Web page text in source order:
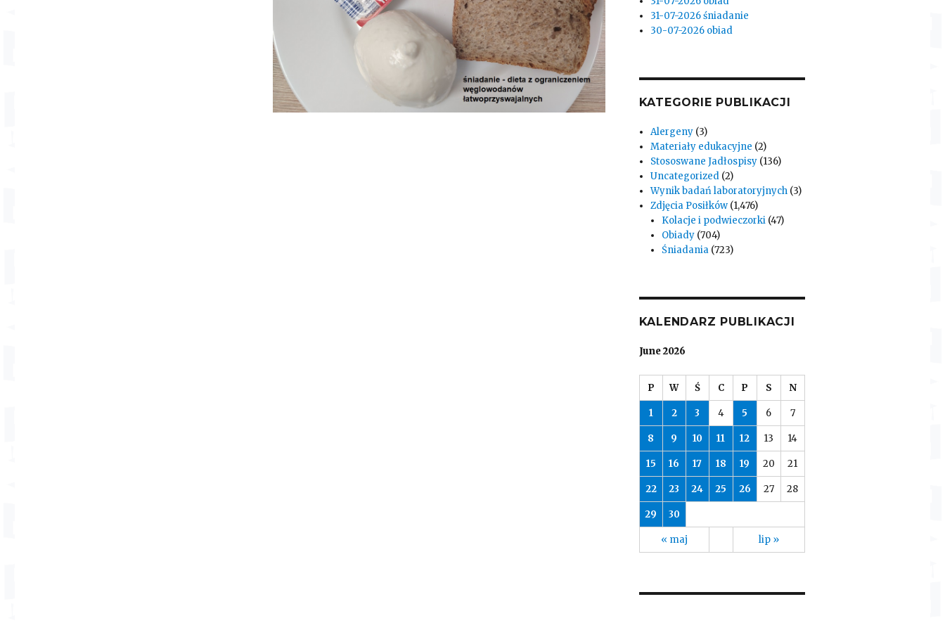
31-07-2026 śniadanie
30-07-2026 obiad
KATEGORIE PUBLIKACJI
Alergeny(3)
Materiały edukacyjne (2)
Stososwane Jadłospisy(136)
Uncategorized(2)
Wynik badań laboratoryjnych(3)
Zdjęcia Posiłków(1,476)
Kolacje i podwieczorki (47)
Obiady (704)
Śniadania (723)
KALENDARZ PUBLIKACJI
June 2026
P W Ś C P S N
« maj lip »
1 2 3 4 5 6 7
8 9 10 11 12 13 14
15 16 17 18 19 20 21
22 23 24 25 26 27 28
29 30